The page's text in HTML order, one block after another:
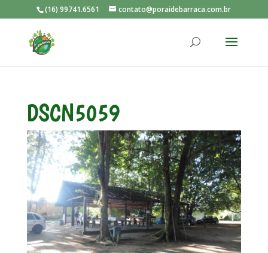
(16) 99741.6561 contato@poraidebarraca.com.br
DSCN5059